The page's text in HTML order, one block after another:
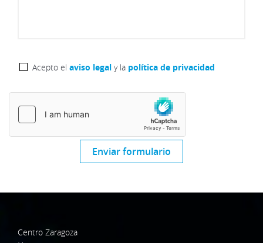
Acepto el aviso legal y la política de privacidad
Enviar formulario
Centro Zaragoza